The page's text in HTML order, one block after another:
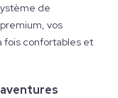
de
vos
fois confortables et